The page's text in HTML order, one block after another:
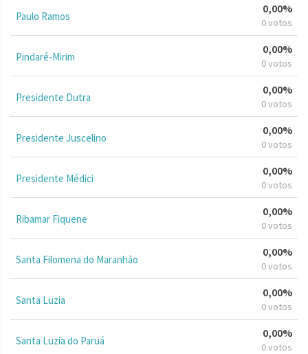
Paulo Ramos
0,00%
0 votos
Pindaré-Mirim
0,00%
0 votos
Presidente Dutra
0,00%
0 votos
Presidente Juscelino
0,00%
0 votos
Presidente Médici
0,00%
0 votos
Ribamar Fiquene
0,00%
0 votos
Santa Filomena do Maranhão
0,00%
0 votos
Santa Luzia
0,00%
0 votos
Santa Luzia do Paruá
0,00%
0 votos